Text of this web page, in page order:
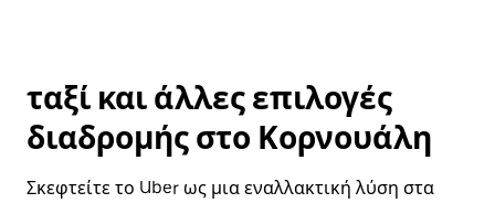
ταξί και άλλες επιλογές
διαδρομής στο Κορνουάλη
Σκεφτείτε το Uber ως μια εναλλακτική λύση στα